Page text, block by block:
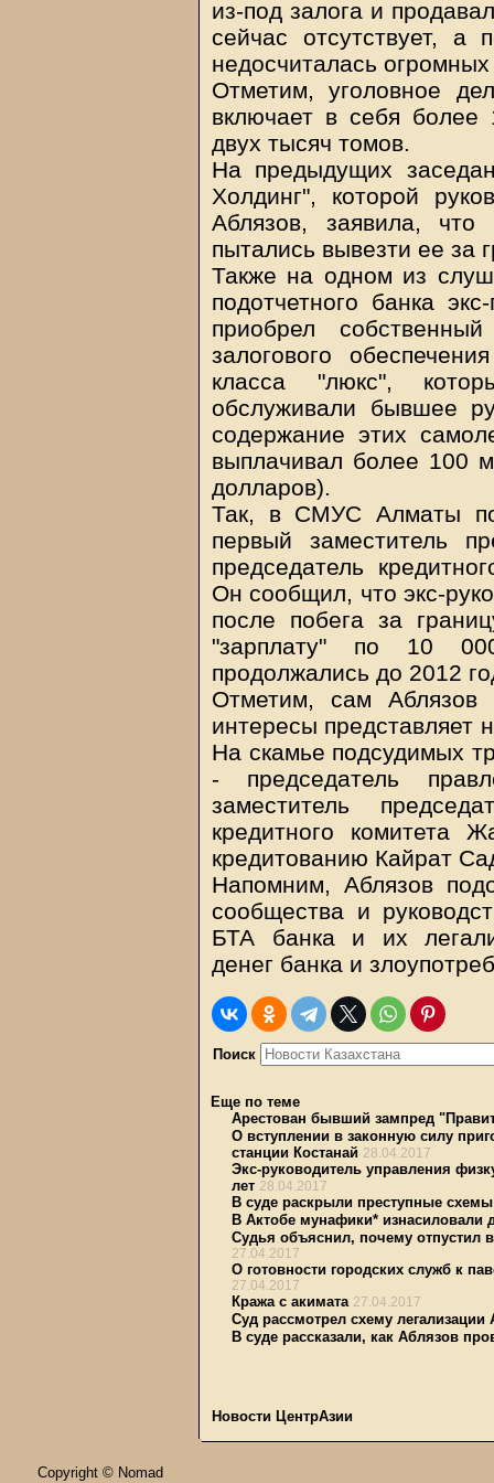
из-под залога и
сейчас отсутствует,
недосчиталась
Отметим, уголовное
включает в себя более
двух тысяч томов.
На предыдущих
Холдинг", которой
Аблязов, заявила, что
пытались вывезти ее за
Также на одном из
подотчетного банка
приобрел
залогового
класса "люкс",
обслуживали бывшее
содержание этих
выплачивал более 100
долларов).
Так, в СМУС Алматы
первый заместитель
председатель
Он сообщил, что экс-
после побега за
"зарплату" по 10
продолжались до 2012
Отметим, сам Аблязов
интересы представляет
На скамье подсудимых
- председатель
заместитель
кредитного комитета
кредитованию Кайрат
Напомним, Аблязов
сообщества и
БТА банка и их
денег банка и
Поиск
Еще по теме
Арестован бывший зампред
О вступлении в законную силу
станции Костанай 28.04.2017
Экс-руководитель управления
лет 28.04.2017
В суде раскрыли преступные
В Актобе мунафики* изнасиловали
Судья объяснил, почему отпустил
27.04.2017
О готовности городских служб к
27.04.2017
Кража с акимата 27.04.2017
Суд рассмотрел схему
В суде рассказали, как Аблязов
Новости ЦентрАзии
Copyright © Nomad